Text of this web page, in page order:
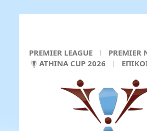
PREMIER LEAGUE PREMIER
ATHINA CUP 2026